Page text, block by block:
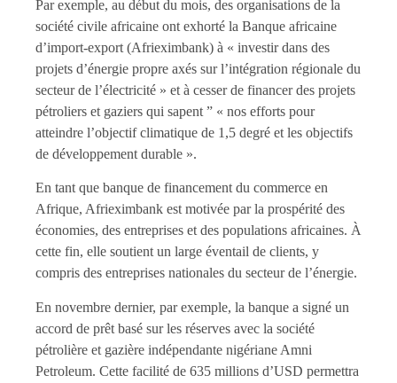
Par exemple, au début du mois, des organisations de la
société civile africaine ont exhorté la Banque africaine
d’import-export (Afrieximbank) à « investir dans des
projets d’énergie propre axés sur l’intégration régionale du
secteur de l’électricité » et à cesser de financer des projets
pétroliers et gaziers qui sapent ” « nos efforts pour
atteindre l’objectif climatique de 1,5 degré et les objectifs
de développement durable ».
En tant que banque de financement du commerce en
Afrique, Afrieximbank est motivée par la prospérité des
économies, des entreprises et des populations africaines. À
cette fin, elle soutient un large éventail de clients, y
compris des entreprises nationales du secteur de l’énergie.
En novembre dernier, par exemple, la banque a signé un
accord de prêt basé sur les réserves avec la société
pétrolière et gazière indépendante nigériane Amni
Petroleum. Cette facilité de 635 millions d’USD permettra